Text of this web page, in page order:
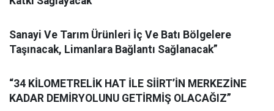
Sanayi Ve Tarım Ürünleri İç Ve Batı Bölgelere
Taşınacak, Limanlara Bağlantı Sağlanacak”
“34 KİLOMETRELİK HAT İLE SİİRT’İN MERKEZİNE
KADAR DEMİRYOLUNU GETİRMİŞ OLACAĞIZ”